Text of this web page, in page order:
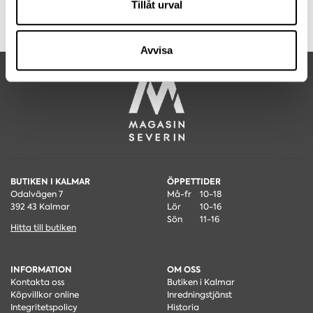
Dessa kan i sin tur kombinera informationen med annan
samlat in när du har använt deras tjänster.
Tillåt urval
Avvisa
88 cm
Sitthöjd
38 cm
Artikelnummer
0507006649
BUTIKEN I KALMAR
Odalvägen 7
392 43 Kalmar
Hitta till butiken
ÖPPETTIDER
Må-fr
10-18
Lör
10-16
Sön
11-16
INFORMATION
Kontakta oss
Köpvillkor online
Integritetspolicy
OM OSS
Butiken i Kalmar
Inredningstjänst
Historia